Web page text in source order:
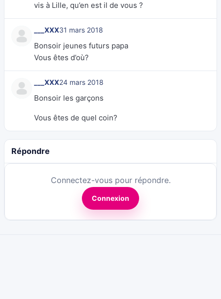
vis à Lille, qu’en est il de vous ?
___XXX31 mars 2018
Bonsoir jeunes futurs papa
Vous êtes d’où?
___XXX24 mars 2018
Bonsoir les garçons
Vous êtes de quel coin?
Répondre
Connectez-vous pour répondre.
Connexion